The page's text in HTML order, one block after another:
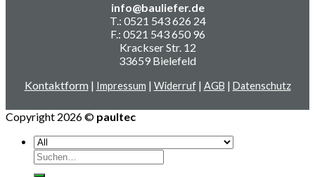
info@bauliefer.de
T.: 0521 543 626 24
F.: 0521 543 650 96
Krackser Str. 12
33659 Bielefeld
Kontaktform | Impressum | Widerruf| AGB | Datenschutz
Copyright 2026 © paultec
Suchen
nach: